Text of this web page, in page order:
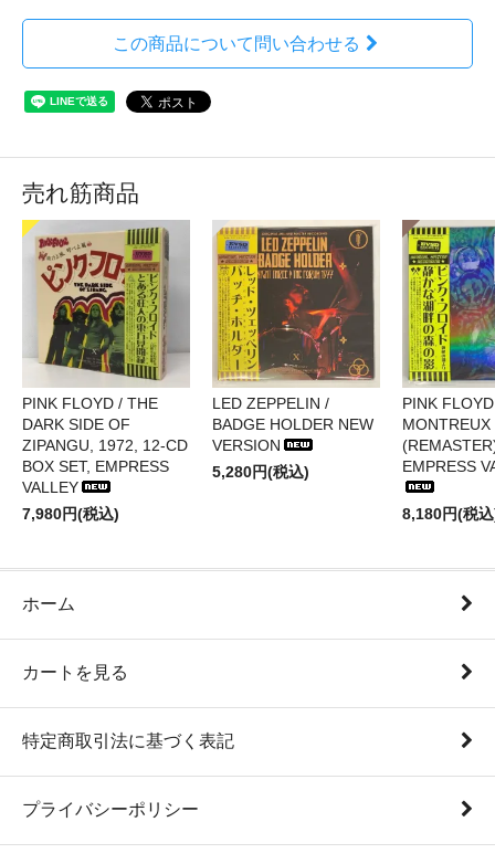
この商品について問い合わせる
売れ筋商品
PINK FLOYD / THE
DARK SIDE OF
ZIPANGU, 1972, 12-CD
BOX SET, EMPRESS
VALLEY
7,980円(税込)
LED ZEPPELIN /
BADGE HOLDER NEW
VERSION
5,280円(税込)
PINK
EMPRESS
8,180円(税
ホーム
カートを見る
特定商取引法に基づく表記
プライバシーポリシー